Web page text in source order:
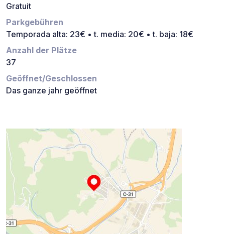
Gratuit
Parkgebühren
Temporada alta: 23€ • t. media: 20€ • t. baja: 18€
Anzahl der Plätze
37
Geöffnet/Geschlossen
Das ganze jahr geöffnet